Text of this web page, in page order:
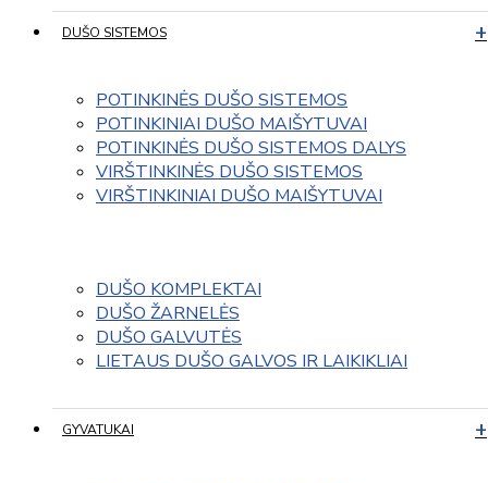
DUŠO SISTEMOS
POTINKINĖS DUŠO SISTEMOS
POTINKINIAI DUŠO MAIŠYTUVAI
POTINKINĖS DUŠO SISTEMOS DALYS
VIRŠTINKINĖS DUŠO SISTEMOS
VIRŠTINKINIAI DUŠO MAIŠYTUVAI
DUŠO KOMPLEKTAI
DUŠO ŽARNELĖS
DUŠO GALVUTĖS
LIETAUS DUŠO GALVOS IR LAIKIKLIAI
GYVATUKAI